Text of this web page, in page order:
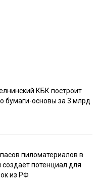
КБК построит
бумаги-основы за 3 млрд
пиломатериалов в
создаёт потенциал для
из РФ